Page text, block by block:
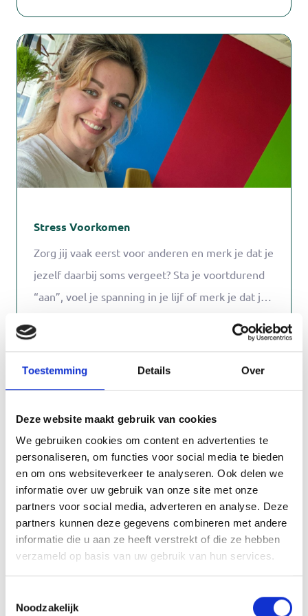
Toestemming Details Over
Deze website maakt gebruik van cookies
We gebruiken cookies om content en advertenties te
personaliseren, om functies voor social media te bieden
en om ons websiteverkeer te analyseren. Ook delen we
informatie over uw gebruik van onze site met onze
partners voor social media, adverteren en analyse. Deze
partners kunnen deze gegevens combineren met andere
informatie die u aan ze heeft verstrekt of die ze hebben
verzameld op basis van uw gebruik van hun services.
Noodzakelijk
mantelzorgers te inspireren, aan het schrijven te
krijgen en te houden. Onder de naam
SchrijfBeweging geeft Nicoline 1-op-1
schrijfbegeleiding en organiseert zij
verschillende schrijfprogramma’s van korte
workshops tot langere schrijftrajecten.
Stress Voorkomen
Zorg jij vaak eerst voor anderen en merk je dat je
jezelf daarbij soms vergeet? Sta je voortdurend
“aan”, voel je spanning in je lijf of merk je dat je
ongemerkt in vooral wanneer zorgen,
moeten, maar van beter leren herkennen wat jij
nodig hebt. Wat kost je energie, en wat geeft
juist ruimte en rust? Tijdens deze praktische
training Stress Voorkomen sta jij centraal.
Dementie door een VR Bril
meer begrip voor iemand met dementie? Stap in